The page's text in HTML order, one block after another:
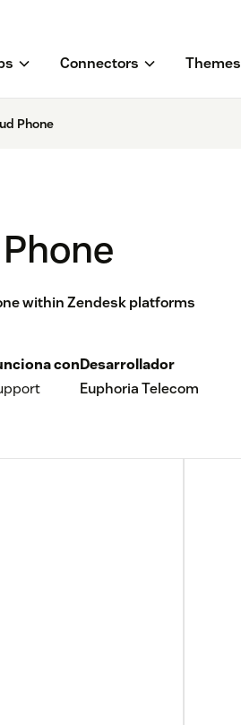
Connectors Themes
Phone
within Zendesk platforms
conDesarrollador
Euphoria Telecom